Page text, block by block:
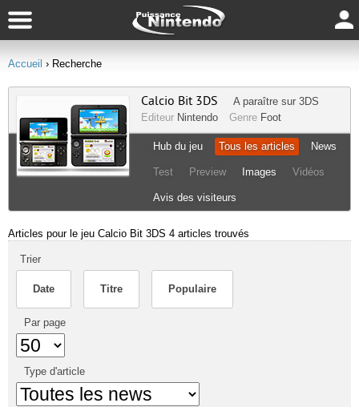
Accueil › Recherche
Calcio Bit 3DS A paraître sur 3DS
Editeur Nintendo Genre Foot
Hub du jeu Tous les articles News
Test Preview Images Vidéos
Avis des visiteurs
Articles pour le jeu Calcio Bit 3DS 4 articles trouvés
Trier
Date Titre Populaire
Par page
Type d'article